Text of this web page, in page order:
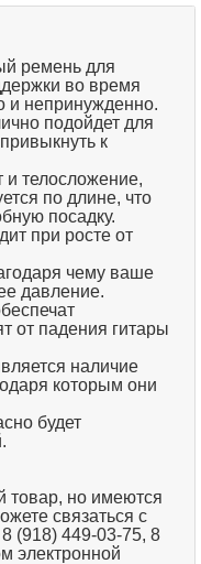
ремень для
во время
и непринужденно.
подойдет для
к
телосложение,
по длине, что
посадку.
при росте от
чему ваше
давление.
от падения гитары
наличие
которым они
будет
товар, но имеются
связаться с
(918) 449-03-75, 8
электронной